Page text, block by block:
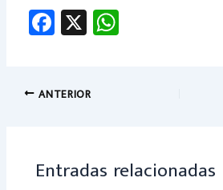
Fa
ce
o
X
ANTERIOR
Entradas relacionadas